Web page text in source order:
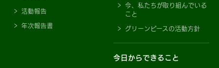
活動報告
年次報告書
今、私たちが取り組んでいる
こと
グリーンピースの活動方針
今日からできること